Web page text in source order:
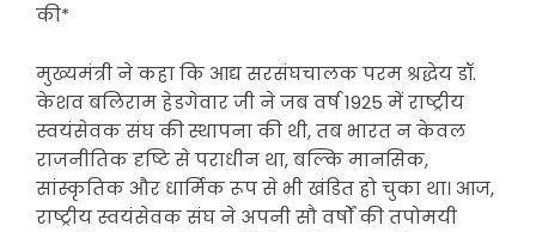
की*
मुख्यमंत्री ने कहा कि आद्य सरसंघचालक परम श्रद्धेय डॉ.
केशव बलिराम हेडगेवार जी ने जब वर्ष 1925 में राष्ट्रीय
स्वयंसेवक संघ की स्थापना की थी, तब भारत न केवल
राजनीतिक दृष्टि से पराधीन था, बल्कि मानसिक,
सांस्कृतिक और धार्मिक रूप से भी खंडित हो चुका था। आज,
राष्ट्रीय स्वयंसेवक संघ ने अपनी सौ वर्षों की तपोमयी